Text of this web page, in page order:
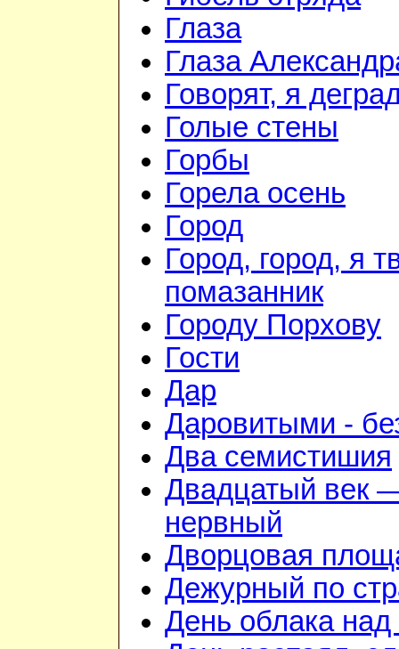
Глаза
Глаза
Говорят, я
Голые стены
Горбы
Горела осень
Город
Город, город, я
помазанник
Городу Порхову
Гости
Дар
Даровитыми -
Два семистишия
Двадцатый век
нервный
Дворцовая
Дежурный по
День облака